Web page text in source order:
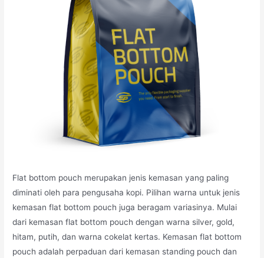
Flat bottom pouch merupakan jenis kemasan yang paling
diminati oleh para pengusaha kopi. Pilihan warna untuk jenis
kemasan flat bottom pouch juga beragam variasinya. Mulai
dari kemasan flat bottom pouch dengan warna silver, gold,
hitam, putih, dan warna cokelat kertas. Kemasan flat bottom
pouch adalah perpaduan dari kemasan standing pouch dan